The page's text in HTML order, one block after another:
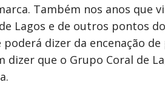
Também nos anos que
Lagos e de outros pontos
dizer da encenação de
que o Grupo Coral de